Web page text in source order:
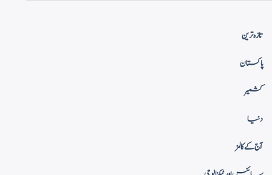
تازہ ترین
پاکستان
کشمیر
دنیا
آج کے کالمز